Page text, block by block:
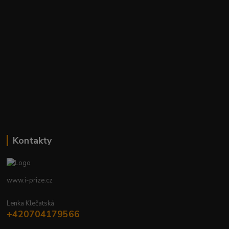
Kontakty
www.i-prize.cz
Lenka Klečatská
+420704179566